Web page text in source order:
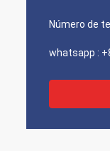
contacto
Número de
whatsapp :